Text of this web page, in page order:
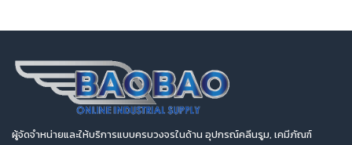
ผู้จัดจำหน่ายและให้บริการแบบครบวงจรในด้าน อุปกรณ์คลีนรูม, เคมีภัณฑ์